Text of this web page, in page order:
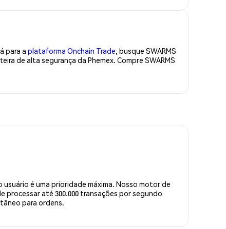
para a plataforma Onchain Trade, busque SWARMS
de alta segurança da Phemex. Compre SWARMS
usuário é uma prioridade máxima. Nosso motor de
processar até 300.000 transações por segundo
para ordens.